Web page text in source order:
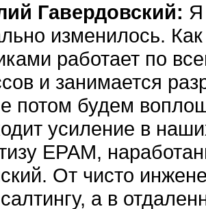
Гавердовский: Я
изменилось.
работает по
и занимается
потом будем
усиление в
ЕРАМ,
От чисто
а в